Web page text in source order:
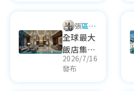
宅出租資
訊？社宅
最新消
息！
張芮瑜
區域
生活
全球最大
飯店集
團！萬豪
集團飯店
2026/7/16
發布